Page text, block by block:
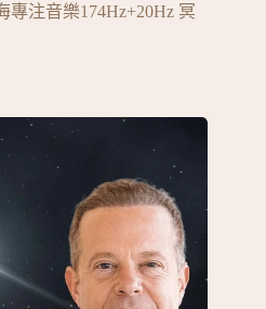
專注音樂174Hz+20Hz 冥